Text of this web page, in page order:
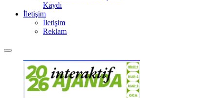
Kaydı
İletişim
İletişim
Reklam